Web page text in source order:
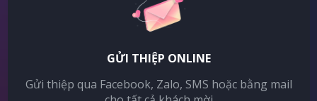
GỬI THIỆP ONLINE
Gửi thiệp qua Facebook, Zalo, SMS hoặc bằng mail